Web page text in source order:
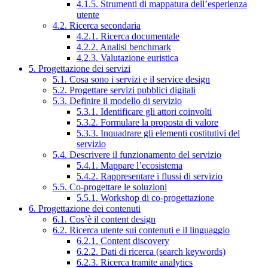
4.1.5. Strumenti di mappatura dell’esperienza
utente
4.2. Ricerca secondaria
4.2.1. Ricerca documentale
4.2.2. Analisi benchmark
4.2.3. Valutazione euristica
5. Progettazione dei servizi
5.1. Cosa sono i servizi e il service design
5.2. Progettare servizi pubblici digitali
5.3. Definire il modello di servizio
5.3.1. Identificare gli attori coinvolti
5.3.2. Formulare la proposta di valore
5.3.3. Inquadrare gli elementi costitutivi del
servizio
5.4. Descrivere il funzionamento del servizio
5.4.1. Mappare l’ecosistema
5.4.2. Rappresentare i flussi di servizio
5.5. Co-progettare le soluzioni
5.5.1. Workshop di co-progettazione
6. Progettazione dei contenuti
6.1. Cos’è il content design
6.2. Ricerca utente sui contenuti e il linguaggio
6.2.1. Content discovery
6.2.2. Dati di ricerca (search keywords)
6.2.3. Ricerca tramite analytics